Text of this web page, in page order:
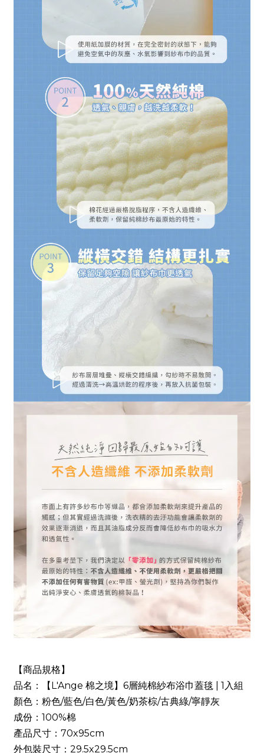
【商品規格】
品名：【L'Ange 棉之境】6層純棉紗布浴巾蓋毯 | 1入組
顏色：粉色/藍色/白色/黃色/奶茶棕/古典綠/寧靜灰
成份：100%棉
產品尺寸：70x95cm
外包裝尺寸：29.5x29.5cm